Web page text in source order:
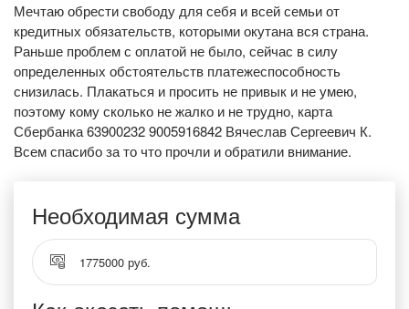
Мечтаю обрести свободу для себя и всей семьи от
кредитных обязательств, которыми окутана вся страна.
Раньше проблем с оплатой не было, сейчас в силу
определенных обстоятельств платежеспособность
снизилась. Плакаться и просить не привык и не умею,
поэтому кому сколько не жалко и не трудно, карта
Сбербанка 63900232 9005916842 Вячеслав Сергеевич К.
Всем спасибо за то что прочли и обратили внимание.
Необходимая сумма
1775000 руб.